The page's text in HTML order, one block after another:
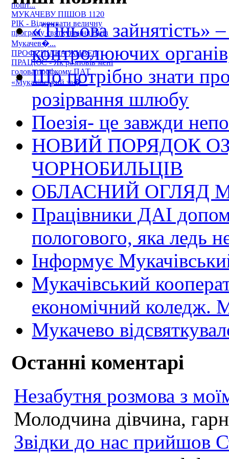
пошт...
МУКАЧЕВУ ПІШОВ 1120
РІК - Відкривати величну
програму святкування Днів
Мукачев�...
ПРОФСПІЛКА ЖИВЕ І
ПРАЦЮЄ - Як розповів мені
голова профкому ПАТ
«Мукачівський за�...
«Тіньова зайнятість»
контролюючих
Що потрібно знати
розірвання шлюбу
Поезія- це завжди
НОВИЙ ПОРЯДОК
ЧОРНОБИЛЬЦІВ
ОБЛАСНИЙ ОГЛЯД
Працівники ДАІ
пологового, яка ледь
Інформує
Мукачівський
економічний
Мукачево
Останні коментарі
Незабутня розмова з
Молодчина дівчина,
Звідки до нас прийшов